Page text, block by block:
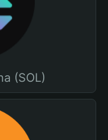
(SOL)